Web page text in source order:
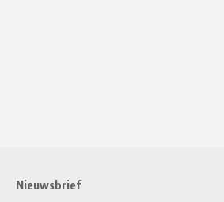
Nieuwsbrief